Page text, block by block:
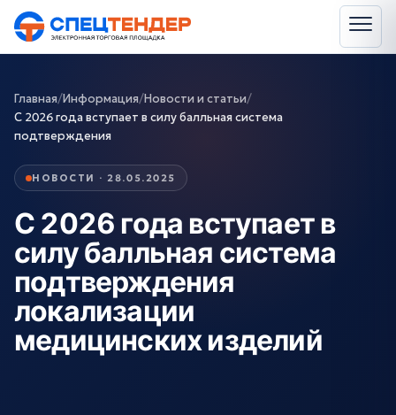
Главная/Информация/Новости и статьи/
С 2026 года вступает в силу балльная система
подтверждения
НОВОСТИ · 28.05.2025
С 2026 года вступает в
силу балльная система
подтверждения
локализации
медицинских изделий